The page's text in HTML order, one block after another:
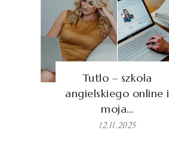
Tutlo – szkoła
angielskiego online i
moja…
12.11.2025